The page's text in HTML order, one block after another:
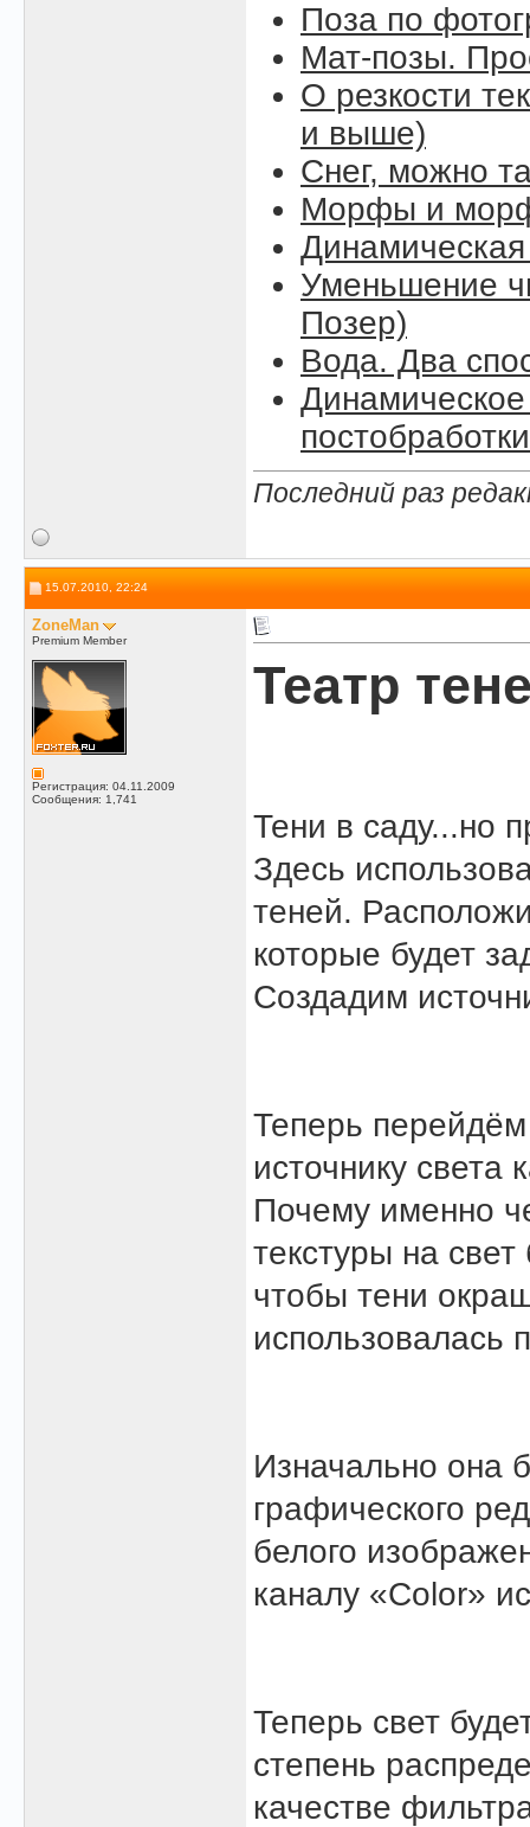
Поза по
Мат-позы.
О резкости
и выше)
Снег, можно
Морфы и
Уменьшение
Позер)
Вода. Два
постобработки
Последний раз
15.07.2010, 22:24
ZoneMan
Premium Member
Регистрация: 04.11.2009
Сообщения: 1,741
Театр
Тени в саду...но
Здесь
теней.
которые будет
Создадим
Теперь
источнику света
Почему именно
текстуры на
чтобы тени
использовалась
Изначально она
графического
белого
каналу «Color»
Теперь свет
степень
качестве